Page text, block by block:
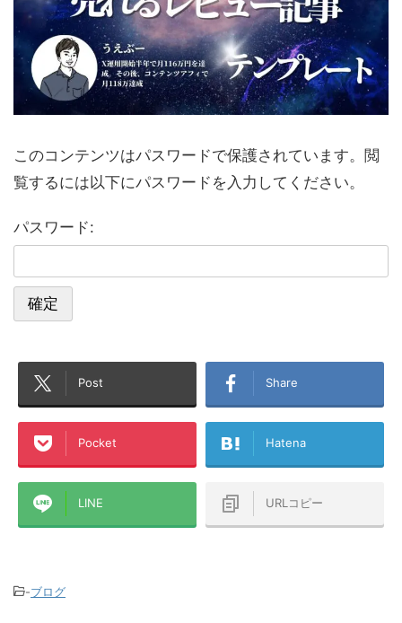
このコンテンツはパスワードで保護されています。閲
覧するには以下にパスワードを入力してください。
パスワード:
Post Share
Pocket Hatena
LINE URLコピー
-ブログ